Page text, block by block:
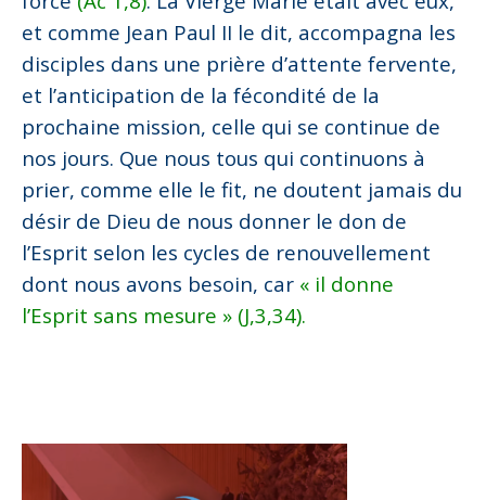
et comme Jean Paul II le dit, accompagna les
disciples dans une prière d’attente fervente,
et l’anticipation de la fécondité de la
prochaine mission, celle qui se continue de
nos jours. Que nous tous qui continuons à
prier, comme elle le fit, ne doutent jamais du
désir de Dieu de nous donner le don de
l’Esprit selon les cycles de renouvellement
dont nous avons besoin, car « il donne
l’Esprit sans mesure » (J,3,34).